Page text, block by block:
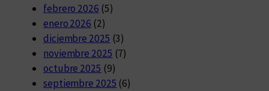
febrero 2026 (5)
enero 2026 (2)
diciembre 2025 (3)
noviembre 2025 (7)
octubre 2025 (9)
septiembre 2025 (6)